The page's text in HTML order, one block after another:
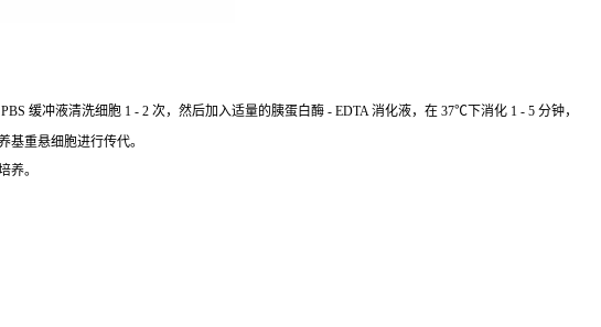
缓冲液清洗细胞 1 - 2 次，然后加入适量的胰蛋白酶 - EDTA 消化液，在 37℃下消化 1 - 5 分钟，
重悬细胞进行传代。
养。